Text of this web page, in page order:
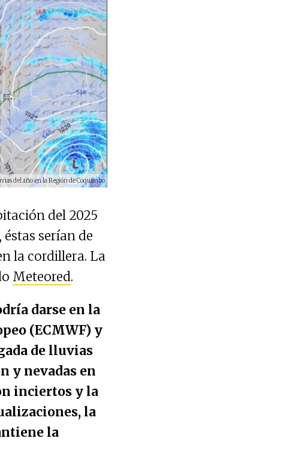
del año en la Región de Coquimbo
del 2025
serían de
la cordillera. La
Meteored.
darse en la
(ECMWF) y
de lluvias
y nevadas en
inciertos y la
la
la